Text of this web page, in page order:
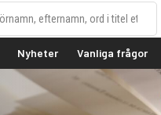
Nyheter Vanliga frågor